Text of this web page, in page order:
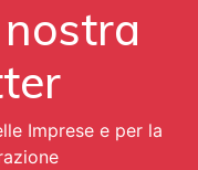
Imprese e per la